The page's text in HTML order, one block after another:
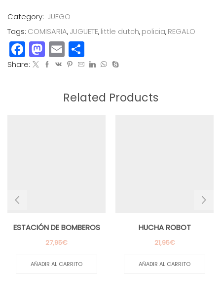
POLICIA
LITTLE
DUTCH
cantidad
Category: JUEGO
Tags: COMISARIA,JUGUETE,little dutch,policia,REGALO
Facebook
Mastodon
Email
Share:
Related Products
ESTACIÓN DE BOMBEROS
27,95€
AÑADIR AL CARRITO
HUCHA ROBOT
21,95€
AÑADIR AL CARRITO